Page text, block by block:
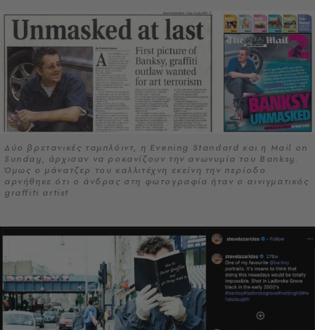
Δύο βρετανικές ταμπλόιντ, η Evening Standard και η Mail on
Sunday, άρχισαν να ροκανίζουν την ανωνυμία του Banksy.
Όμως ο μάνατζερ του καλλιτέχνη εκείνη την περίοδο
αρνήθηκε ότι ο άνδρας στη φωτογραφία ήταν ο αινιγματικός
graffiti artist